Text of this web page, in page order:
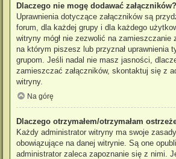
Dlaczego nie mogę dodawać załączników?
Uprawnienia dotyczące załączników są
forum, dla każdej grupy i dla każdego
witryny mógł nie zezwolić na zamieszczanie
na którym piszesz lub przyznał uprawnienia
grupom. Jeśli nadal nie masz jasności,
zamieszczać załączników, skontaktuj się z
witryny.
Na górę
Dlaczego otrzymałem/otrzymałam
Każdy administrator witryny ma swoje
obowiązujące na danej witrynie. Są one
administrator zaleca zapoznanie się z nimi.